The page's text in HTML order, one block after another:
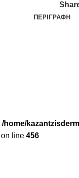
ΠΕΡΙΓΡΑΦΉ
/home/
on line 456